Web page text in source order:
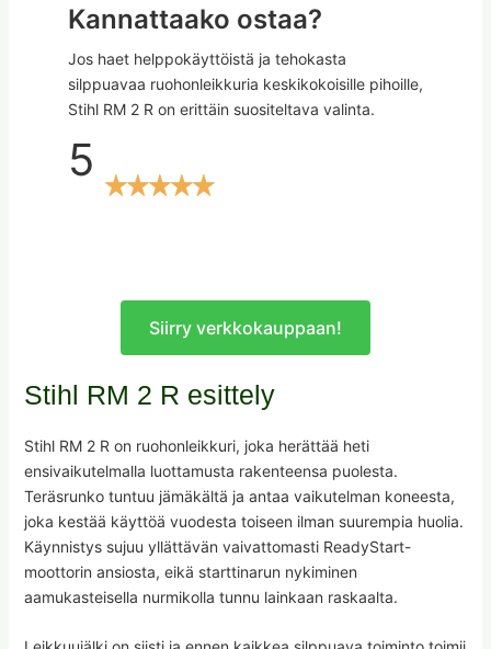
Kannattaako ostaa?
Jos haet helppokäyttöistä ja tehokasta
silppuavaa ruohonleikkuria keskikokoisille pihoille,
Stihl RM 2 R on erittäin suositeltava valinta.
5
Siirry verkkokauppaan!
Stihl RM 2 R esittely
Stihl RM 2 R on ruohonleikkuri, joka herättää heti
ensivaikutelmalla luottamusta rakenteensa puolesta.
Teräsrunko tuntuu jämäkältä ja antaa vaikutelman koneesta,
joka kestää käyttöä vuodesta toiseen ilman suurempia huolia.
Käynnistys sujuu yllättävän vaivattomasti ReadyStart-
moottorin ansiosta, eikä starttinarun nykiminen
aamukasteisella nurmikolla tunnu lainkaan raskaalta.